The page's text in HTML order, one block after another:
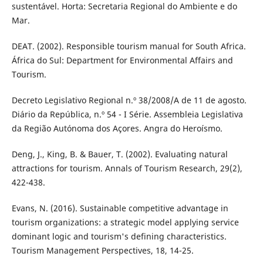
sustentável. Horta: Secretaria Regional do Ambiente e do
Mar.
DEAT. (2002). Responsible tourism manual for South Africa.
África do Sul: Department for Environmental Affairs and
Tourism.
Decreto Legislativo Regional n.º 38/2008/A de 11 de agosto.
Diário da República, n.º 54 - I Série. Assembleia Legislativa
da Região Autónoma dos Açores. Angra do Heroísmo.
Deng, J., King, B. & Bauer, T. (2002). Evaluating natural
attractions for tourism. Annals of Tourism Research, 29(2),
422-438.
Evans, N. (2016). Sustainable competitive advantage in
tourism organizations: a strategic model applying service
dominant logic and tourism's defining characteristics.
Tourism Management Perspectives, 18, 14-25.